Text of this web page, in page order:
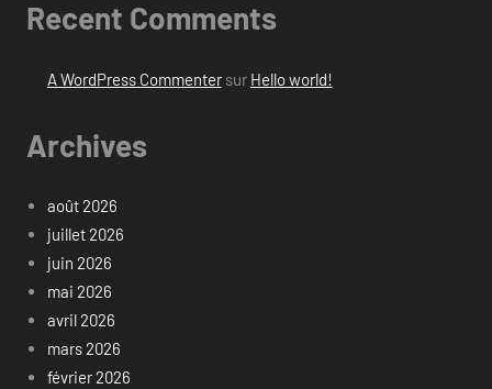
Recent Comments
A WordPress Commentersur Hello world!
Archives
août 2026
juillet 2026
juin 2026
mai 2026
avril 2026
mars 2026
février 2026